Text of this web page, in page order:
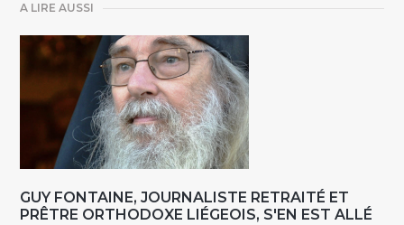
A LIRE AUSSI
GUY FONTAINE, JOURNALISTE RETRAITÉ ET
PRÊTRE ORTHODOXE LIÉGEOIS, S'EN EST ALLÉ